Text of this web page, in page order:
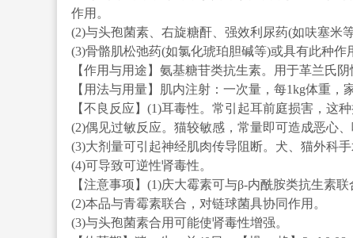
作用。
(2)与头孢菌素、右旋糖酐、强效利尿药(如呋塞米
(3)骨骼肌松弛药(如氯化琥珀胆碱等)或具有此种作
【作用与用途】氨基糖苷类抗生素。用于革兰氏阴
【用法与用量】肌内注射：一次量，每1kg体重，
【不良反应】(1)耳毒性。常引起耳前庭损害，这
(2)偶见过敏反应。猫较敏感，常量即可造成恶心
(3)大剂量可引起神经肌肉传导阻断。犬、猫外科
(4)可导致可逆性肾毒性。
【注意事项】(1)庆大霉素可与β-内酰胺类抗生素
(2)本品与青霉素联合，对链球菌具协同作用。
(3)与头孢菌素合用可能使肾毒性增强。